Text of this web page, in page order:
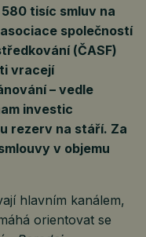
tisíc smluv na
společností
(ČASF)
vracejí
– vedle
investic
rezerv na stáří. Za
v objemu
hlavním kanálem,
orientovat se